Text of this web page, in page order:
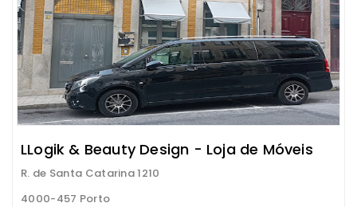
LLogik & Beauty Design - Loja de Móveis
R. de Santa Catarina 1210
4000-457 Porto